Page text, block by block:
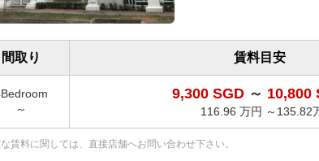
間取り 賃料目安
～
9,300 SGD ～ 10,800
116.96 万円 ～135.82
賃料に関しては、直接店舗へお問い合わせ下さい。